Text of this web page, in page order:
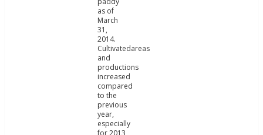
as of
March
31,
2014.
Cultivatedareas
and
productions
increased
compared
to the
previous
year,
especially